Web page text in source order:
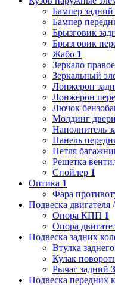
Бампер задний
Бампер
Брызговик
Брызговик
Жабо 1
Зеркало правое
Зеркальный
Лонжерон
Лонжерон
Лючок
Молдинг
Наполнитель
Панель
Петля
Решетка
Спойлер 1
Оптика 1
Фара
Подвеска
Опора КПП 1
Опора
Подвеска задних
Втулка
Кулак
Рычаг задний 3
Подвеска передних